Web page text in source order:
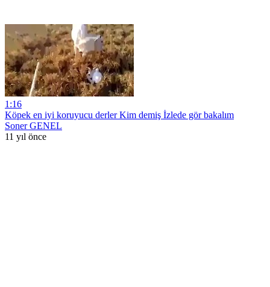
1:16
Köpek en iyi koruyucu derler Kim demiş İzlede gör bakalım
Soner GENEL
11 yıl önce